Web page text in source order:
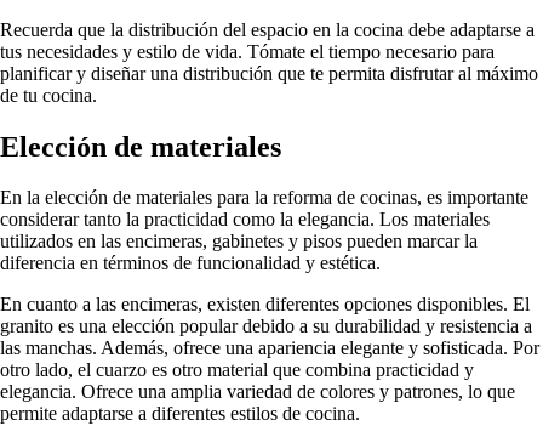
Recuerda que la distribución del espacio en la cocina debe adaptarse a
tus necesidades y estilo de vida. Tómate el tiempo necesario para
planificar y diseñar una distribución que te permita disfrutar al máximo
de tu cocina.
Elección de materiales
En la elección de materiales para la reforma de cocinas, es importante
considerar tanto la practicidad como la elegancia. Los materiales
utilizados en las encimeras, gabinetes y pisos pueden marcar la
diferencia en términos de funcionalidad y estética.
En cuanto a las encimeras, existen diferentes opciones disponibles. El
granito es una elección popular debido a su durabilidad y resistencia a
las manchas. Además, ofrece una apariencia elegante y sofisticada. Por
otro lado, el cuarzo es otro material que combina practicidad y
elegancia. Ofrece una amplia variedad de colores y patrones, lo que
permite adaptarse a diferentes estilos de cocina.